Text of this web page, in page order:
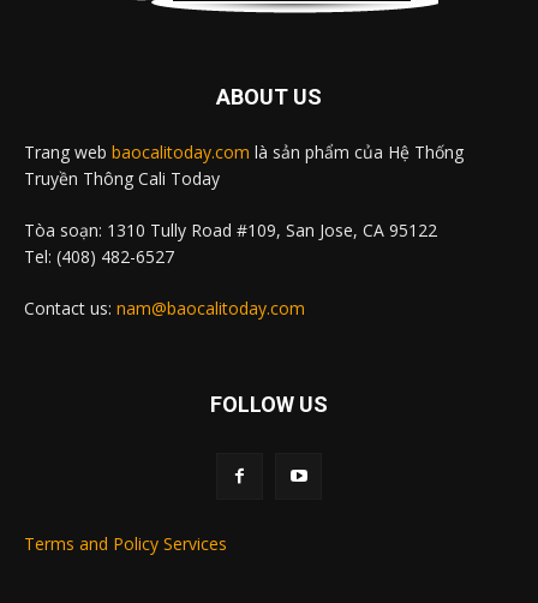
ABOUT US
Trang web baocalitoday.com là sản phẩm của Hệ Thống
Truyền Thông Cali Today
Tòa soạn: 1310 Tully Road #109, San Jose, CA 95122
Tel: (408) 482-6527
Contact us: nam@baocalitoday.com
FOLLOW US
Terms and Policy Services